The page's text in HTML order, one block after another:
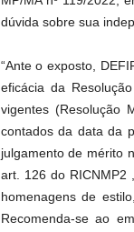
dúvida sobre sua
“Ante o exposto,
eficácia da
vigentes (Resolução
contados da data da
julgamento de mérito
art. 126 do RICNMP2
homenagens de
Recomenda-se ao